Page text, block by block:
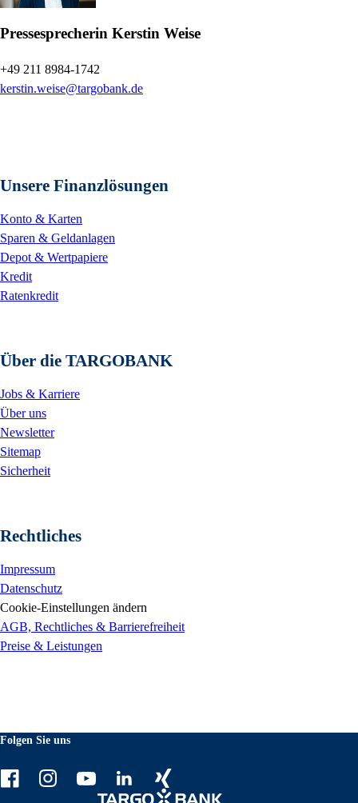
Pressesprecherin Kerstin Weise
+49 211 8984-1742
kerstin.weise@targobank.de
Unsere Finanzlösungen
Konto & Karten
Sparen & Geldanlagen
Depot & Wertpapiere
Kredit
Ratenkredit
Über die TARGOBANK
Jobs & Karriere
Über uns
Newsletter
Sitemap
Sicherheit
Rechtliches
Impressum
Datenschutz
Cookie-Einstellungen ändern
AGB, Rechtliches & Barrierefreiheit
Preise & Leistungen
Folgen Sie uns
FacebookInstagramYoutube LinkedIn